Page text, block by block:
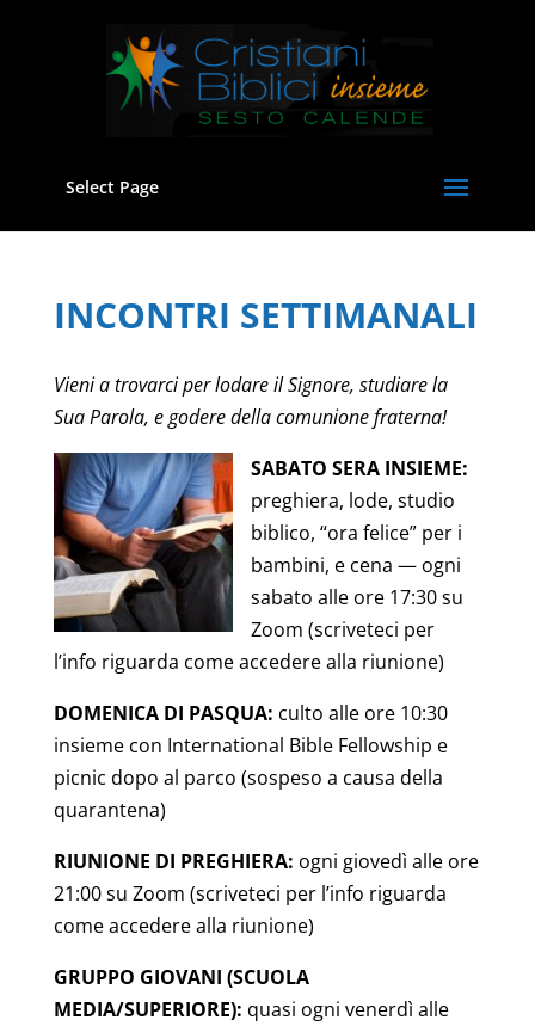
Select Page
INCONTRI SETTIMANALI
Vieni a trovarci per lodare il Signore, studiare la
Sua Parola, e godere della comunione fraterna!
SABATO SERA INSIEME:
preghiera, lode, studio
biblico, “ora felice” per i
bambini, e cena — ogni
sabato alle ore 17:30 su
Zoom (scriveteci per
l’info riguarda come accedere alla riunione)
DOMENICA DI PASQUA: culto alle ore 10:30
insieme con International Bible Fellowship e
picnic dopo al parco (sospeso a causa della
quarantena)
RIUNIONE DI PREGHIERA: ogni giovedì alle ore
21:00 su Zoom (scriveteci per l’info riguarda
come accedere alla riunione)
GRUPPO GIOVANI (SCUOLA
MEDIA/SUPERIORE): quasi ogni venerdì alle